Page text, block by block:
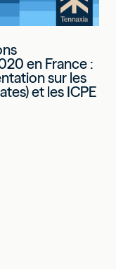
en France :
sur les
et les ICPE